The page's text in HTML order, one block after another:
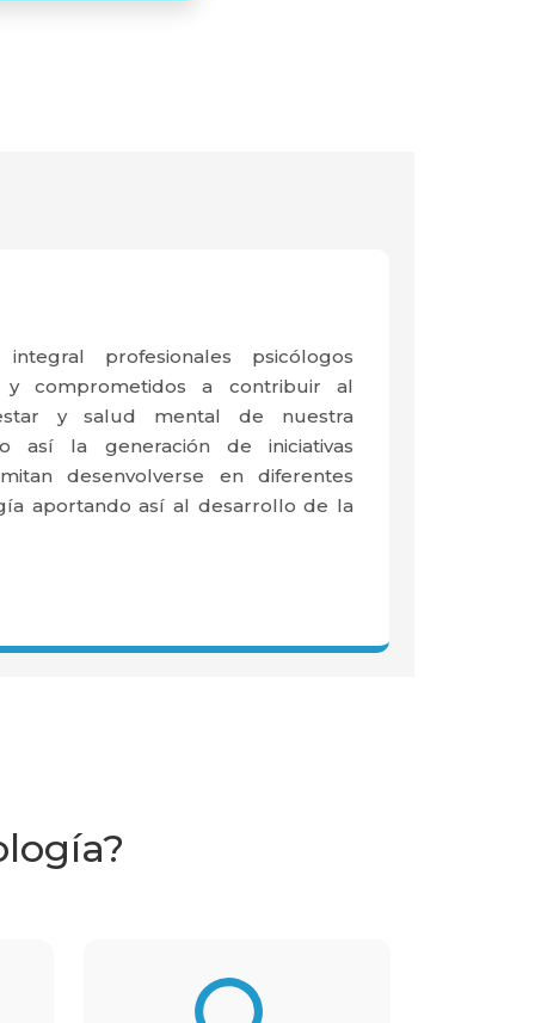
profesionales psicólogos
y comprometidos a contribuir al
y salud mental de nuestra
así la generación de iniciativas
desenvolverse en diferentes
aportando así al desarrollo de la